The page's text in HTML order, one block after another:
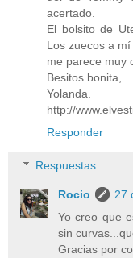
acertado.
El bolsito de
Los zuecos a
me parece muy
Besitos bonita,
Yolanda.
http://
Responder
Respuestas
Rocio
27
Yo creo que
sin
Gracias por